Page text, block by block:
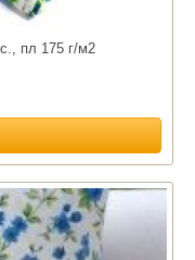
пл 175 г/м2